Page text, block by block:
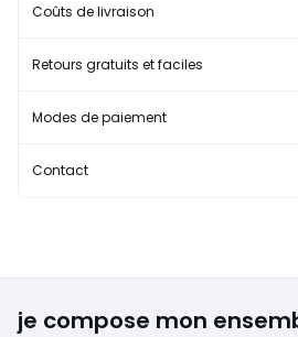
Coûts de livraison
Retours gratuits et faciles
Modes de paiement
Contact
je compose mon